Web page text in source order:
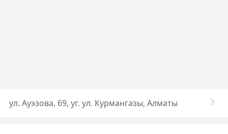
ул. Ауэзова, 69, уг. ул. Курмангазы, Алматы